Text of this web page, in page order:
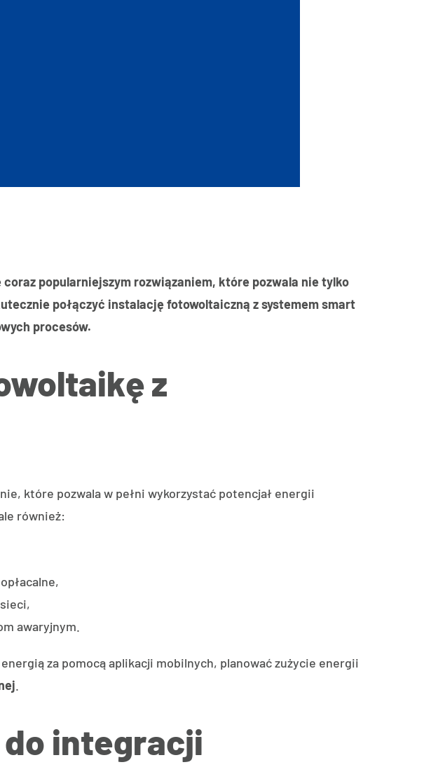
popularniejszym rozwiązaniem, które pozwala nie tylko
połączyć instalację fotowoltaiczną z systemem smart
procesów.
z
które pozwala w pełni wykorzystać potencjał energii
również:
awaryjnym.
za pomocą aplikacji mobilnych, planować zużycie energii
integracji